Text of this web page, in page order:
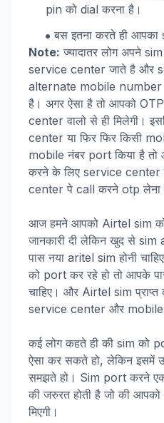
pin को dial करना है।
बस इतना करते ही आपका
Note: ज्यादातर लोग अपने
service center जाते है और
alternate mobile number
है। अगर ऐसा है तो आपको
center वालो से ही मिलेगी।
center या फिर फिर किसी
mobile नंबर port किया है
करने के लिए service center
center पे call करने otp लेना
आज हमने आपको Airtel sim
जानकारी दी लेकिन खुद से
पास नया aritel sim होनी
को port कर रहे हो तो आपके
चाहिए। और Airtel sim
service center और mobile
कई लोग कहते ही की sim को
ऐसा कर सकते हो, लेकिन इसमें
समझते हो। Sim port करने
की जरुरत होती है जो की
मिएगी।